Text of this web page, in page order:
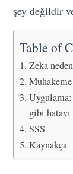
şey değildir
Table of
Zeka
gibi
SSS
Kaynakça